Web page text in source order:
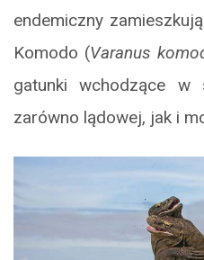
endemiczny
Komodo (Varanus
gatunki wchodzące w
zarówno lądowej, jak i